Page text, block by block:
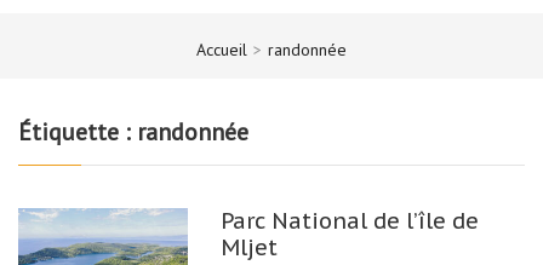
Accueil > randonnée
Étiquette : randonnée
Parc National de l’île de
Mljet